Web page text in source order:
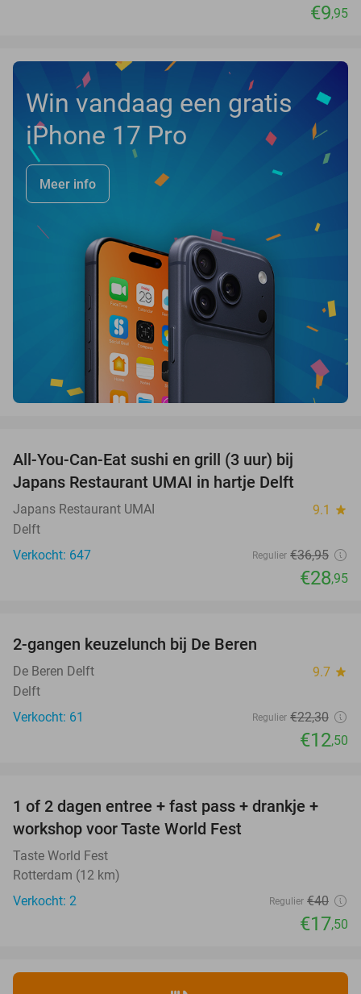
€9,95
Win vandaag een gratis
iPhone 17 Pro
Meer info
All-You-Can-Eat sushi en grill (3 uur) bij
Japans Restaurant UMAI in hartje Delft
Japans Restaurant UMAI 9.1 star
Delft
Verkocht: 647
Regulier €36,95
€28,95
2-gangen keuzelunch bij De Beren
De Beren Delft 9.7 star
Delft
Verkocht: 61
Regulier €22,30
€12,50
56%
TODAY
1 of 2 dagen entree + fast pass + drankje +
workshop voor Taste World Fest
Taste World Fest
Rotterdam (12 km)
Verkocht: 2
Regulier €40
€17,50